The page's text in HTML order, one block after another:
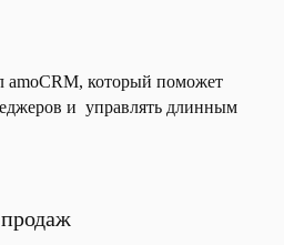
amoCRM, который поможет
и управлять длинным